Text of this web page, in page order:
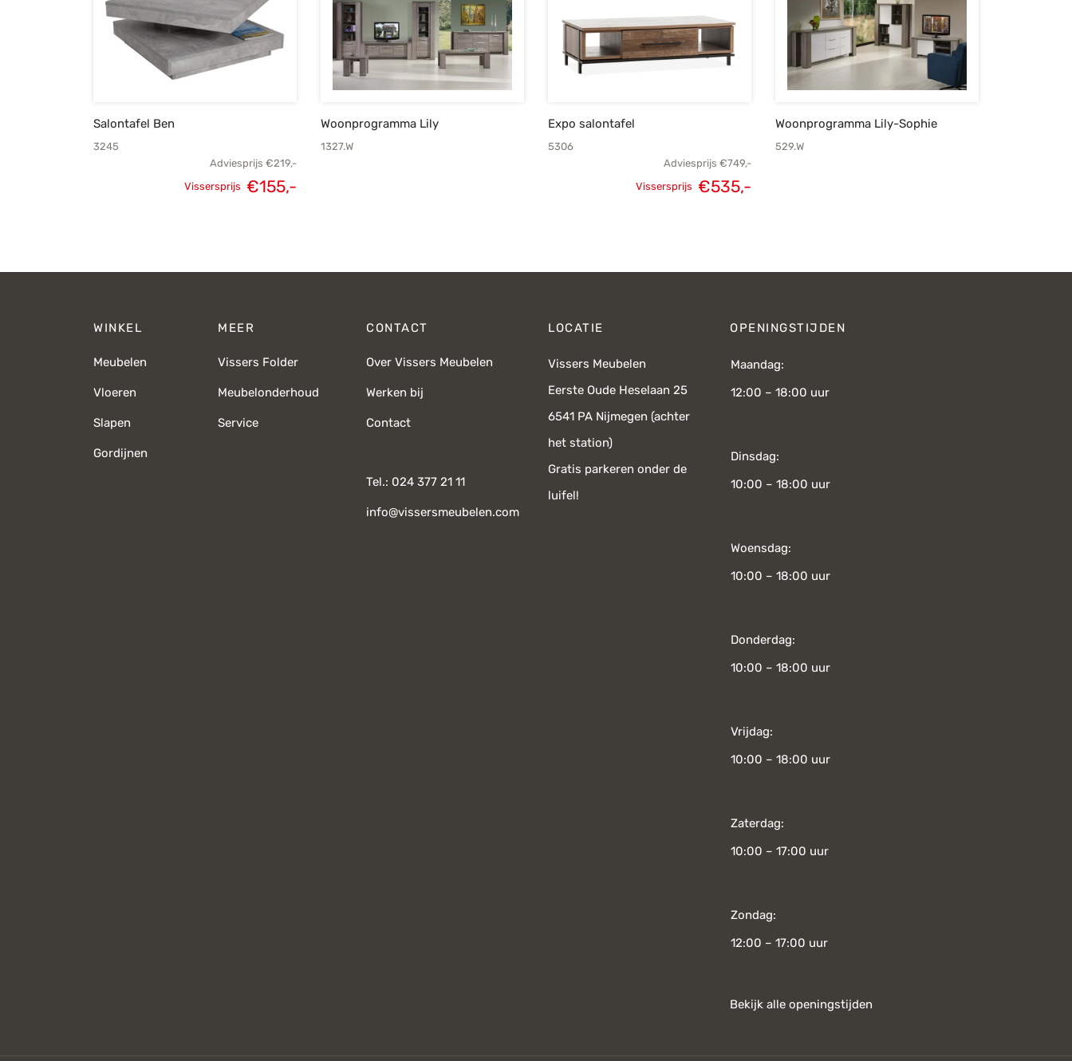
Salontafel Ben
3245
Adviesprijs €219,-
Vissersprijs €155,-
Woonprogramma Lily
1327.W
Expo salontafel
5306
Adviesprijs €749,-
Vissersprijs €535,-
Woonprogramma Lily-Sophie
529.W
WINKEL
Meubelen
Vloeren
Slapen
Gordijnen
MEER
Vissers Folder
Meubelonderhoud
Service
CONTACT
Over Vissers Meubelen
Werken bij
Contact
Tel.: 024 377 21 11
info@vissersmeubelen.com
LOCATIE
Vissers Meubelen
Eerste Oude Heselaan 25
6541 PA Nijmegen (achter
het station)
Gratis parkeren onder de
luifel!
OPENINGSTIJDEN
Maandag:
12:00 – 18:00 uur
Dinsdag:
10:00 – 18:00 uur
Woensdag:
10:00 – 18:00 uur
Donderdag:
10:00 – 18:00 uur
Vrijdag:
10:00 – 18:00 uur
Zaterdag:
10:00 – 17:00 uur
Zondag:
12:00 – 17:00 uur
Bekijk alle openingstijden